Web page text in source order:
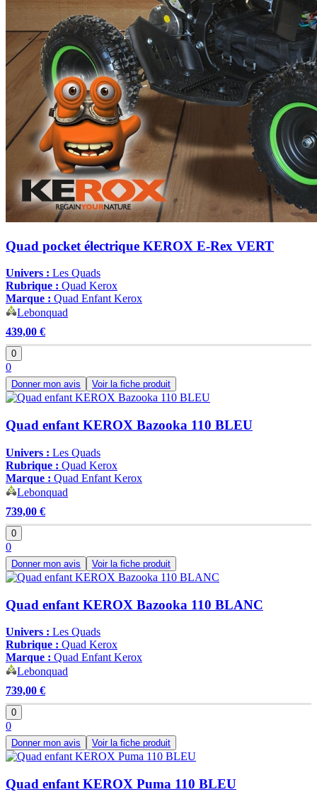
Quad pocket électrique KEROX E-Rex VERT
Univers : Les Quads
Rubrique : Quad Kerox
Marque : Quad Enfant Kerox
Lebonquad
439,00 €
0
0
Donner mon avis Voir la fiche produit
Quad enfant KEROX Bazooka 110 BLEU
Univers : Les Quads
Rubrique : Quad Kerox
Marque : Quad Enfant Kerox
Lebonquad
739,00 €
0
0
Donner mon avis Voir la fiche produit
Quad enfant KEROX Bazooka 110 BLANC
Univers : Les Quads
Rubrique : Quad Kerox
Marque : Quad Enfant Kerox
Lebonquad
739,00 €
0
0
Donner mon avis Voir la fiche produit
Quad enfant KEROX Puma 110 BLEU